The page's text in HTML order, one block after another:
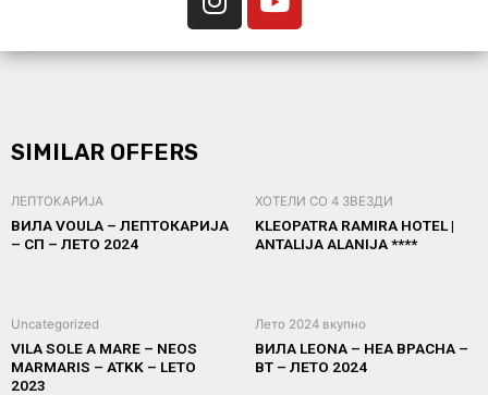
SIMILAR OFFERS
ЛЕПТОКАРИЈА
ВИЛА VOULA – ЛЕПТОКАРИЈА
– СП – ЛЕТО 2024
ХОТЕЛИ СО 4 ЗВЕЗДИ
KLEOPATRA RAMIRA HOTEL |
ANTALIJA ALANIJA ****
Uncategorized
VILA SOLE A MARE – NEOS
MARMARIS – ATKK – LETO
2023
Лето 2024 вкупно
ВИЛА LEONA – НЕА ВРАСНА –
ВТ – ЛЕТО 2024